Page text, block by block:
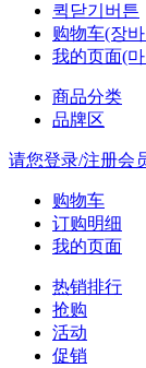
퀵닫기버튼
购物车(장
我的页面(
商品分类
品牌区
请您登录/注册会
购物车
订购明细
我的页面
热销排行
抢购
活动
促销